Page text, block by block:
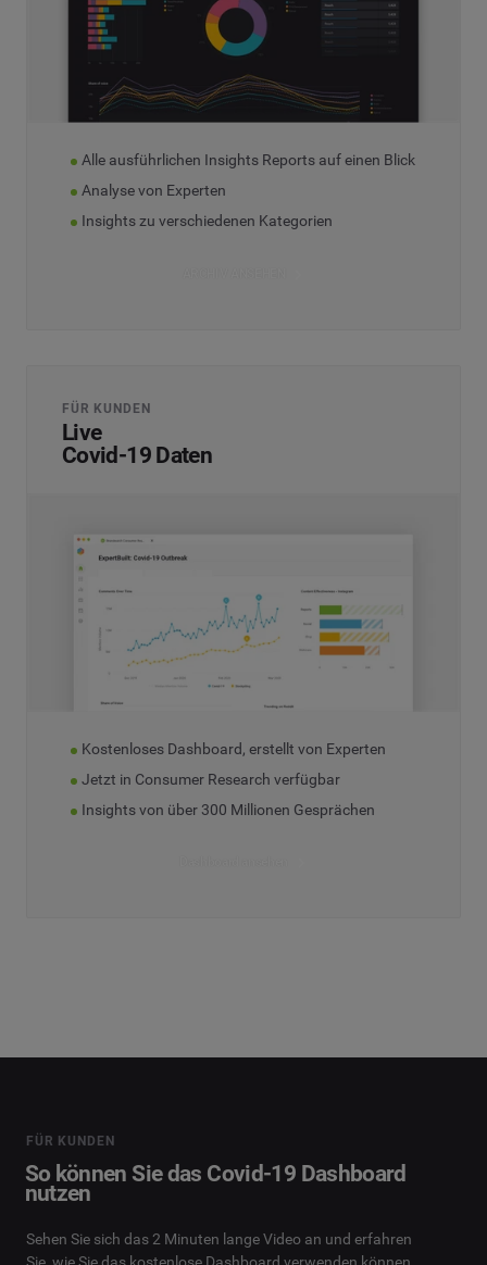
Alle ausführlichen Insights Reports auf einen Blick
Analyse von Experten
Insights zu verschiedenen Kategorien
FÜR KUNDEN
Live
Covid-19 Daten
Kostenloses Dashboard, erstellt von Experten
Jetzt in Consumer Research verfügbar
Insights von über 300 Millionen Gesprächen
FÜR KUNDEN
So können Sie das Covid-19 Dashboard
nutzen
Sehen Sie sich das 2 Minuten lange Video an und erfahren
Sie, wie Sie das kostenlose Dashboard verwenden können.